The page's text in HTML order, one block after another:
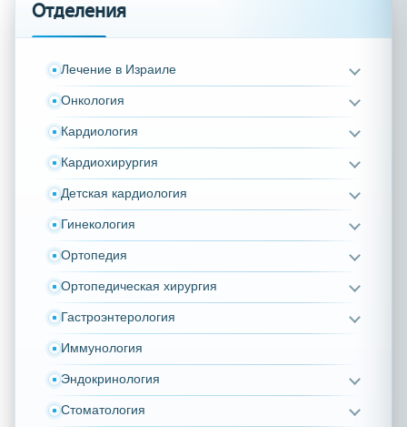
Отделения
Лечение в Израиле
Онкология
Кардиология
Кардиохирургия
Детская кардиология
Гинекология
Ортопедия
Ортопедическая хирургия
Гастроэнтерология
Иммунология
Эндокринология
Стоматология